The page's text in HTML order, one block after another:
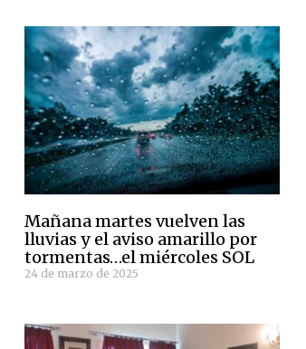
Mañana martes vuelven las
lluvias y el aviso amarillo por
tormentas…el miércoles SOL
24 de marzo de 2025